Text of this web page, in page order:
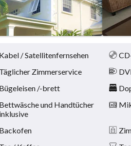
Kabel / Satellitenfernsehen
Täglicher Zimmerservice
Bügeleisen /-brett
Bettwäsche und Handtücher
inklusive
Backofen